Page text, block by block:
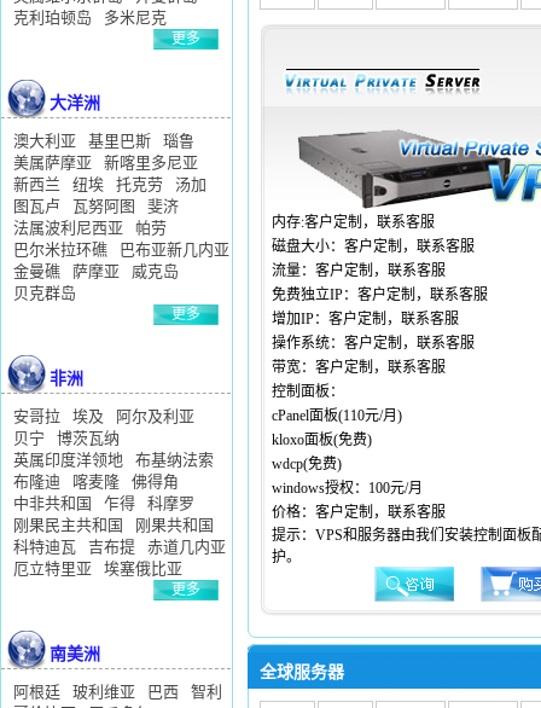
克利珀顿岛
多米尼克
更多
大洋洲
澳大利亚 基里巴斯
瑙鲁
美属萨摩亚
新喀里多尼亚
新西兰
纽埃 托克劳
汤加
图瓦卢
瓦努阿图
斐济
法属波利尼西亚
帕劳
巴尔米拉环礁
巴布亚新几内亚
金曼礁
萨摩亚
威克岛
贝克群岛
更多
非洲
安哥拉 埃及
阿尔及利亚
贝宁
博茨瓦纳
英属印度洋领地
布基纳法索
布隆迪
喀麦隆
佛得角
中非共和国
乍得
科摩罗
刚果民主共和国
刚果共和国
科特迪瓦
吉布提
赤道几内亚
厄立特里亚
埃塞俄比亚
更多
南美洲
阿根廷 玻利维亚 巴西
智利
内存:客户定制，联系客服
磁盘大小：客户定制，联系客服
流量：客户定制，联系客服
免费独立IP：客户定制，联系客服
增加IP：客户定制，联系客服
操作系统：客户定制，联系客服
带宽：客户定制，联系客服
控制面板：
cPanel面板(110元/月)
kloxo面板(免费)
wdcp(免费)
windows授权：100元/月
价格：客户定制，联系客服
提示：VPS和服务器由我们安装控制面板
护。
全球服务器